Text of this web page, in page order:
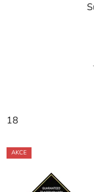
18
AKCE